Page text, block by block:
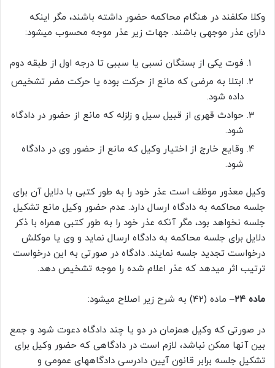
وکلا مکلفند در هنگام محاکمه حضور داشته باشند، مگر اینکه
دارای عذر موجهی باشند. جهات زیر عذر موجه محسوب میشود:
فوت یکی از بستگان نسبی یا سببی تا درجه اول از طبقه دوم
ابتلا به مرضی که مانع از حرکت بوده یا حرکت مضر تشخیص
داده شود.
حوادث قهری از قبیل سیل و زلزله که مانع از حضور در دادگاه
شود.
وقایع خارج از اختیار وکیل که مانع از حضور وی در دادگاه
شود.
وکیل معذور موظف است عذر خود را به طور کتبی با دلایل آن برای
جلسه محاکمه به دادگاه ارسال دارد. عدم حضور وکیل مانع تشکیل
جلسه نخواهد بود، مگر آنکه عذر خود را به طور کتبی همراه با ذکر
دلایل برای جلسه محاکمه به دادگاه ارسال نماید و وی یا موکلش
درخواست تجدید جلسه نمایند. دادگاه در صورتی به این درخواست
ترتیب اثر میدهد که عذر اعلام شده را موجه تشخیص دهد.
ماده ۲۴ – ماده (۴۲) به شرح زیر اصلاح میشود:
در صورتی که وکیل همزمان در دو یا چند دادگاه دعوت شود و جمع
بین آنها ممکن نباشد، لازم است در دادگاهی که حضور وکیل برای
تشکیل جلسه برابر قانون آیین دادرسی دادگاههای عمومی و